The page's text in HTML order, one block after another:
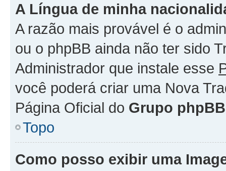
A Língua de minha
A razão mais provável é o
ou o phpBB ainda não ter sido
Administrador que instale esse
você poderá criar uma Nova
Página Oficial do Grupo phpBB
Topo
Como posso exibir uma